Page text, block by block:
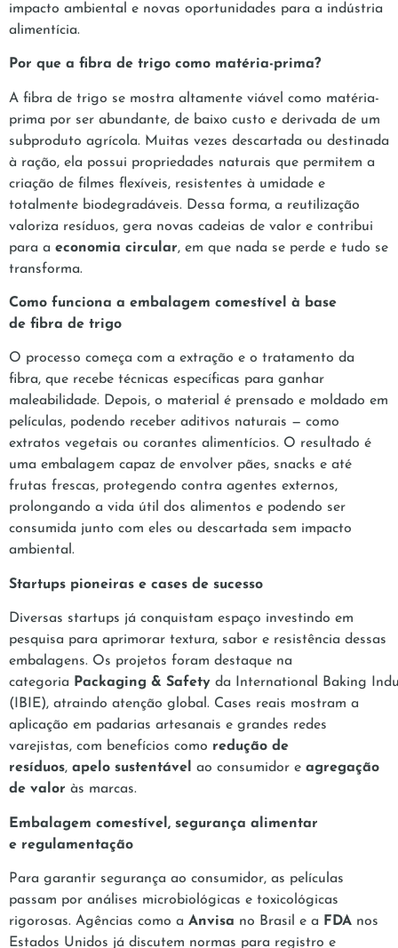
impacto ambiental e novas oportunidades para a indústria
alimentícia.
Por que a fibra de trigo como matéria-prima?
A fibra de trigo se mostra altamente viável como matéria-
prima por ser abundante, de baixo custo e derivada de um
subproduto agrícola. Muitas vezes descartada ou destinada
à ração, ela possui propriedades naturais que permitem a
criação de filmes flexíveis, resistentes à umidade e
totalmente biodegradáveis. Dessa forma, a reutilização
valoriza resíduos, gera novas cadeias de valor e contribui
para a economia circular, em que nada se perde e tudo se
transforma.
Como funciona a embalagem comestível à base
de fibra de trigo
O processo começa com a extração e o tratamento da
fibra, que recebe técnicas específicas para ganhar
maleabilidade. Depois, o material é prensado e moldado em
películas, podendo receber aditivos naturais — como
extratos vegetais ou corantes alimentícios. O resultado é
uma embalagem capaz de envolver pães, snacks e até
frutas frescas, protegendo contra agentes externos,
prolongando a vida útil dos alimentos e podendo ser
consumida junto com eles ou descartada sem impacto
ambiental.
Startups pioneiras e cases de sucesso
Diversas startups já conquistam espaço investindo em
pesquisa para aprimorar textura, sabor e resistência dessas
embalagens. Os projetos foram destaque na
categoria Packaging & Safety da International Baking
(IBIE), atraindo atenção global. Cases reais mostram a
aplicação em padarias artesanais e grandes redes
varejistas, com benefícios como redução de
resíduos, apelo sustentável ao consumidor e agregação
de valor às marcas.
Embalagem comestível, segurança alimentar
e regulamentação
Para garantir segurança ao consumidor, as películas
passam por análises microbiológicas e toxicológicas
rigorosas. Agências como a Anvisa no Brasil e a FDA nos
Estados Unidos já discutem normas para registro e